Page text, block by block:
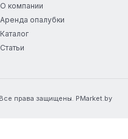
О компании
Аренда опалубки
Каталог
Статьи
права защищены. PMarket.by